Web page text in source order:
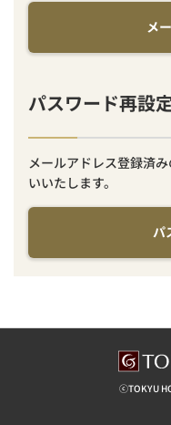
メ
パスワード再設
メールアドレス登録済
いいたします。
パ
ⓒTOKYU